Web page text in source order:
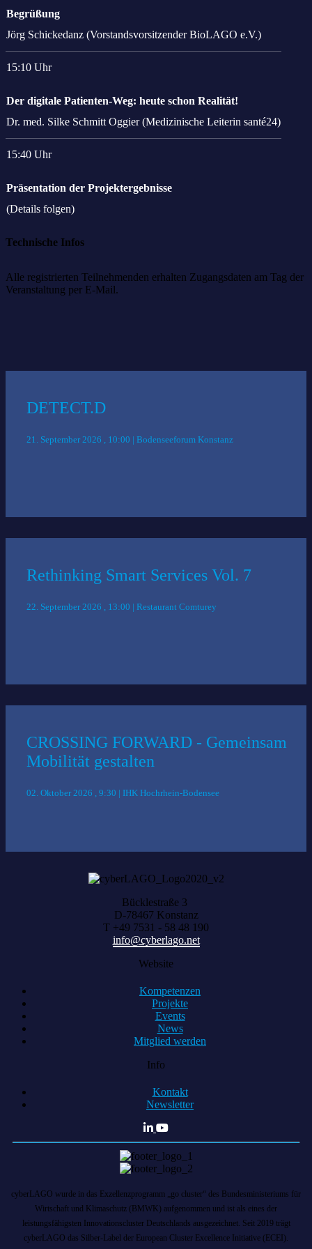
Begrüßung
Jörg Schickedanz (Vorstandsvorsitzender BioLAGO e.V.)
15:10 Uhr
Der digitale Patienten-Weg: heute schon Realität!
Dr. med. Silke Schmitt Oggier (Medizinische Leiterin santé24)
15:40 Uhr
Präsentation der Projektergebnisse
(Details folgen)
Technische Infos
Alle registrierten Teilnehmenden erhalten Zugangsdaten am Tag der
Veranstaltung per E-Mail.
DETECT.D
21. September 2026 , 10:00 | Bodenseeforum Konstanz
Rethinking Smart Services Vol. 7
22. September 2026 , 13:00 | Restaurant Comturey
CROSSING FORWARD - Gemeinsam
Mobilität gestalten
02. Oktober 2026 , 9:30 | IHK Hochrhein-Bodensee
Bücklestraße 3
D-78467 Konstanz
T +49 7531 - 58 48 190
info@cyberlago.net
Website
Kompetenzen
Projekte
Events
News
Mitglied werden
Info
Kontakt
Newsletter
cyberLAGO wurde in das Exzellenzprogramm „go cluster“ des Bundesministeriums für
Wirtschaft und Klimaschutz (BMWK) aufgenommen und ist als eines der
leistungsfähigsten Innovationscluster Deutschlands ausgezeichnet. Seit 2019 trägt
cyberLAGO das Silber-Label der European Cluster Excellence Initiative (ECEI).